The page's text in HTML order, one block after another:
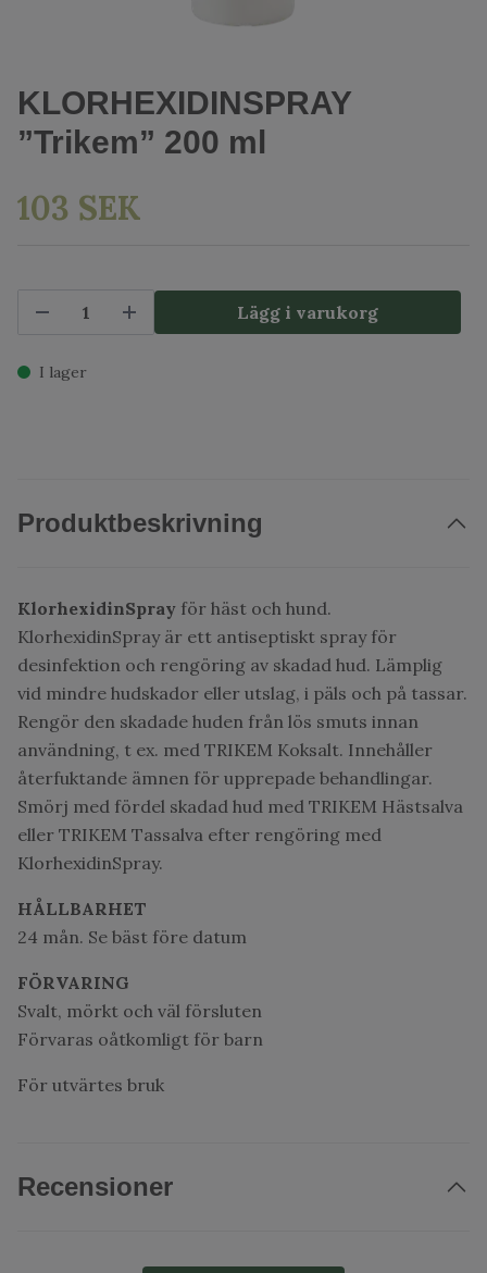
KLORHEXIDINSPRAY
”Trikem” 200 ml
103 SEK
Lägg i varukorg
I lager
Produktbeskrivning
KlorhexidinSpray för häst och hund.
KlorhexidinSpray är ett antiseptiskt spray för
desinfektion och rengöring av skadad hud. Lämplig
vid mindre hudskador eller utslag, i päls och på tassar.
Rengör den skadade huden från lös smuts innan
användning, t ex. med TRIKEM Koksalt. Innehåller
återfuktande ämnen för upprepade behandlingar.
Smörj med fördel skadad hud med TRIKEM Hästsalva
eller TRIKEM Tassalva efter rengöring med
KlorhexidinSpray.
HÅLLBARHET
24 mån. Se bäst före datum
FÖRVARING
Svalt, mörkt och väl försluten
Förvaras oåtkomligt för barn
För utvärtes bruk
Recensioner